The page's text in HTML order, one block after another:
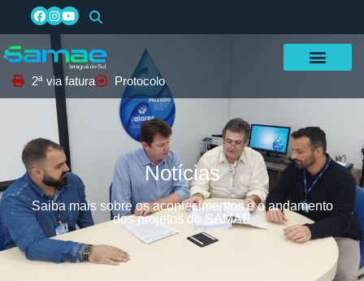
2ª via fatura Protocolo
Notícias
Saiba mais sobre os acontecimentos e o andamento
dos projetos do SAMAE